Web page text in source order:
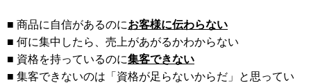
■ 商品に自信があるのにお客様に伝わらない
■ 何に集中したら、売上があがるかわからない
■ 資格を持っているのに集客できない
■ 集客できないのは「資格が足らないからだ」と思ってい